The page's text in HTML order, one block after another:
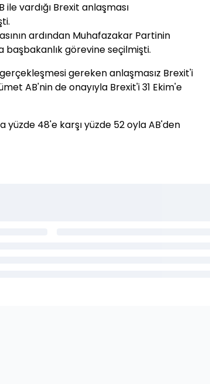
vardığı Brexit anlaşması
ardından Muhafazakar Partinin
başbakanlık görevine seçilmişti.
gereken anlaşmasız Brexit'i
AB'nin de onayıyla Brexit'i 31 Ekim'e
48'e karşı yüzde 52 oyla AB'den